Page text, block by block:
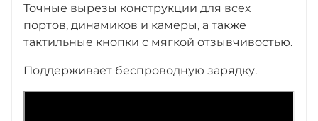
Точные вырезы конструкции для всех
портов, динамиков и камеры, а также
тактильные кнопки с мягкой отзывчивостью.
Поддерживает беспроводную зарядку.